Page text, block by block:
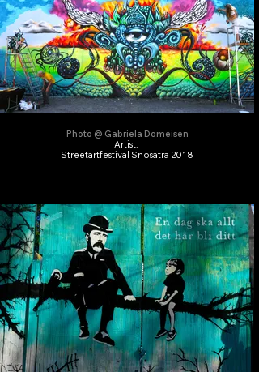
Photo @ Gabriela Domeisen
Artist:
Streetartfestival Snösätra 2018